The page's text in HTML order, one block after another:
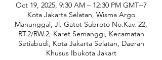
Oct 19, 2025, 9:30 AM – 12:30 PM GMT+7
Kota Jakarta Selatan, Wisma Argo
Manunggal, Jl. Gatot Subroto No.Kav. 22,
RT.2/RW.2, Karet Semanggi, Kecamatan
Setiabudi, Kota Jakarta Selatan, Daerah
Khusus Ibukota Jakart